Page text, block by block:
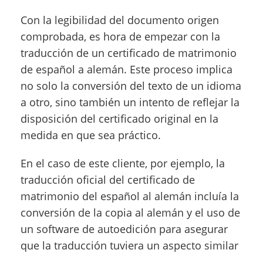
Con la legibilidad del documento origen
comprobada, es hora de empezar con la
traducción de un certificado de matrimonio
de español a alemán. Este proceso implica
no solo la conversión del texto de un idioma
a otro, sino también un intento de reflejar la
disposición del certificado original en la
medida en que sea práctico.
En el caso de este cliente, por ejemplo, la
traducción oficial del certificado de
matrimonio del español al alemán incluía la
conversión de la copia al alemán y el uso de
un software de autoedición para asegurar
que la traducción tuviera un aspecto similar